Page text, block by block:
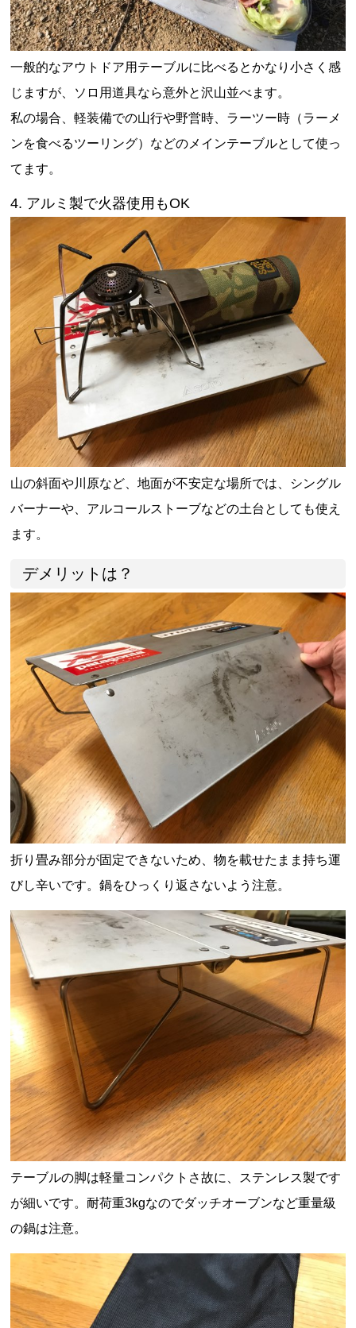
一般的なアウトドア用テーブルに比べるとかなり小さく感
じますが、ソロ用道具なら意外と沢山並べます。
私の場合、軽装備での山行や野営時、ラーツー時（ラーメ
ンを食べるツーリング）などのメインテーブルとして使っ
てます。
4. アルミ製で火器使用もOK
山の斜面や川原など、地面が不安定な場所では、シングル
バーナーや、アルコールストーブなどの土台としても使え
ます。
デメリットは？
折り畳み部分が固定できないため、物を載せたまま持ち運
びし辛いです。鍋をひっくり返さないよう注意。
テーブルの脚は軽量コンパクトさ故に、ステンレス製です
が細いです。耐荷重3kgなのでダッチオーブンなど重量級
の鍋は注意。